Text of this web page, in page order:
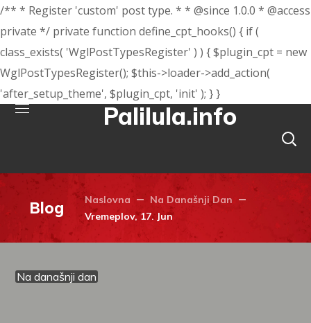
/** * Register 'custom' post type. * * @since 1.0.0 * @access
private */ private function define_cpt_hooks() { if (
class_exists( 'WglPostTypesRegister' ) ) { $plugin_cpt = new
WglPostTypesRegister(); $this->loader->add_action(
'after_setup_theme', $plugin_cpt, 'init' ); } }
Palilula.info
Blog Naslovna
Na Današnji Dan
Vremeplov, 17. Jun
Na današnji dan